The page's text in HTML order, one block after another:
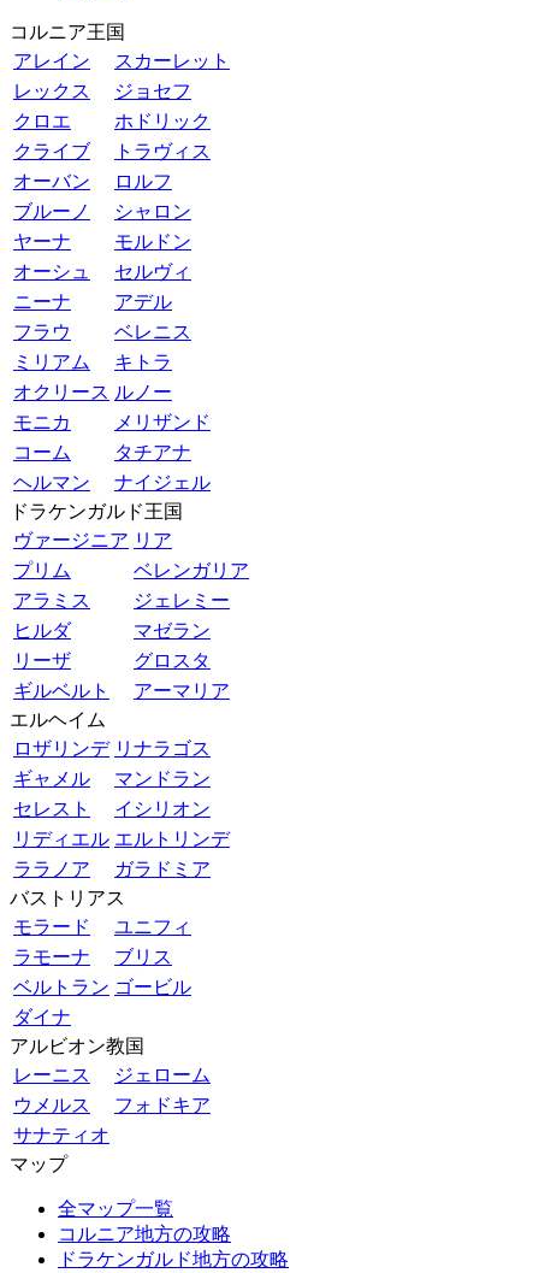
コルニア王国
アレイン
スカーレット
レックス
ジョセフ
クロエ
ホドリック
クライブ
トラヴィス
オーバン
ロルフ
ブルーノ
シャロン
ヤーナ
モルドン
オーシュ
セルヴィ
ニーナ
アデル
フラウ
ベレニス
ミリアム
キトラ
オクリース ルノー
モニカ
メリザンド
コーム
タチアナ
ヘルマン
ナイジェル
ドラケンガルド王国
ヴァージニア リア
プリム
ベレンガリア
アラミス
ジェレミー
ヒルダ
マゼラン
リーザ
グロスタ
ギルベルト
アーマリア
エルヘイム
ロザリンデ リナラゴス
ギャメル
マンドラン
セレスト
イシリオン
リディエル エルトリンデ
ララノア
ガラドミア
バストリアス
モラード
ユニフィ
ラモーナ
ブリス
ベルトラン ゴービル
ダイナ
アルビオン教国
レーニス
ジェローム
ウメルス
フォドキア
サナティオ
マップ
全マップ一覧
コルニア地方の攻略
ドラケンガルド地方の攻略